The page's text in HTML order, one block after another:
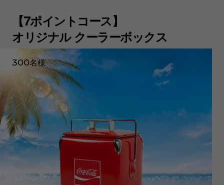
【7ポイントコース】
オリジナル クーラーボックス
300名様